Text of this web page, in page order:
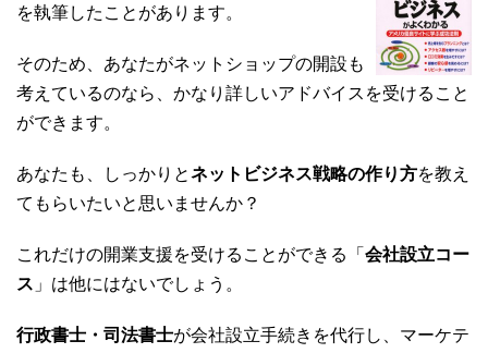
を執筆したことがあります。
そのため、あなたがネットショップの開設も
考えているのなら、かなり詳しいアドバイスを受けること
ができます。
あなたも、しっかりとネットビジネス戦略の作り方を教え
てもらいたいと思いませんか？
これだけの開業支援を受けることができる「 会社設立コー
ス 」は他にはないでしょう。
行政書士・司法書士が会社設立手続きを代行し、マーケテ